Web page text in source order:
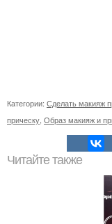
Категории: Сделать макияж
прическу Образ макияж и
Читайте также